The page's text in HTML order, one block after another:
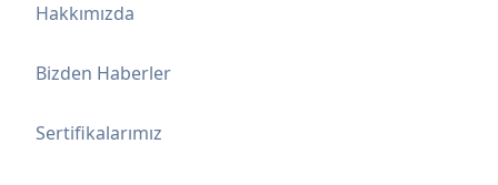
Hakkımızda
Bizden Haberler
Sertifikalarımız